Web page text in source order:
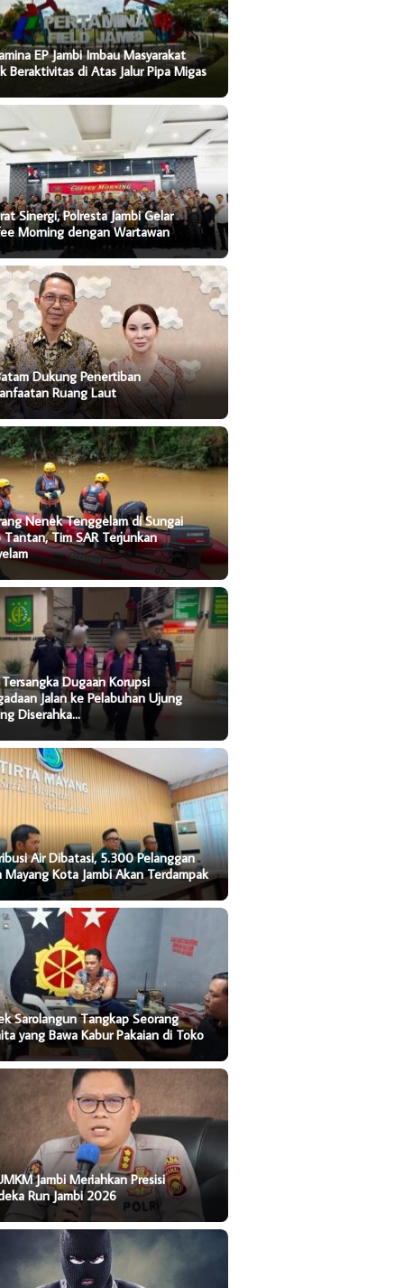
EP Jambi Imbau Masyarakat
Beraktivitas di Atas Jalur Pipa Migas
Sinergi, Polresta Jambi Gelar
Morning dengan Wartawan
Dukung Penertiban
Ruang Laut
Nenek Tenggelam di Sungai
Tantan, Tim SAR Terjunkan
Dugaan Korupsi
Jalan ke Pelabuhan Ujung
Diserahka…
Air Dibatasi, 5.300 Pelanggan
Mayang Kota Jambi Akan Terdampak
Sarolangun Tangkap Seorang
yang Bawa Kabur Pakaian di Toko
Jambi Meriahkan Presisi
Run Jambi 2026